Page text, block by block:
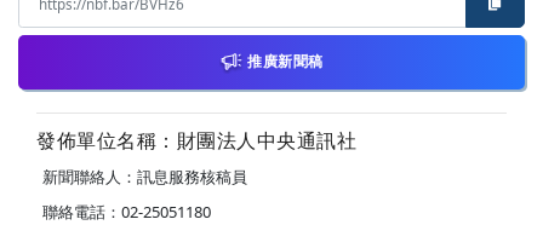
推廣新聞稿
發佈單位名稱：財團法人中央通訊社
新聞聯絡人：訊息服務核稿員
聯絡電話：02-25051180